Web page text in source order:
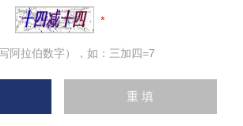
阿拉伯数字），如：三加四=7